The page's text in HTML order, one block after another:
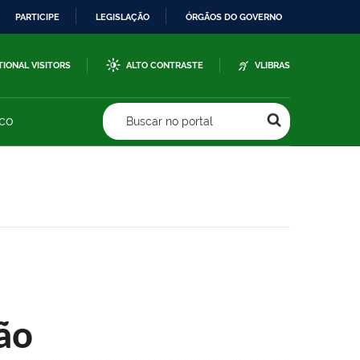
PARTICIPE LEGISLAÇÃO ÓRGÃOS DO GOVERNO
VISITORS ALTO CONTRASTE VLIBRAS
Buscar no portal